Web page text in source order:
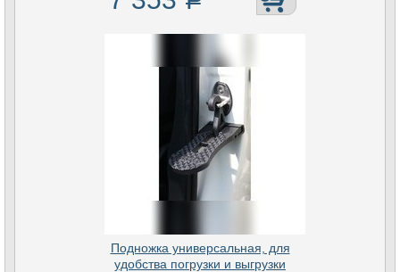
Подножка универсальная, для
удобства погрузки и выгрузки